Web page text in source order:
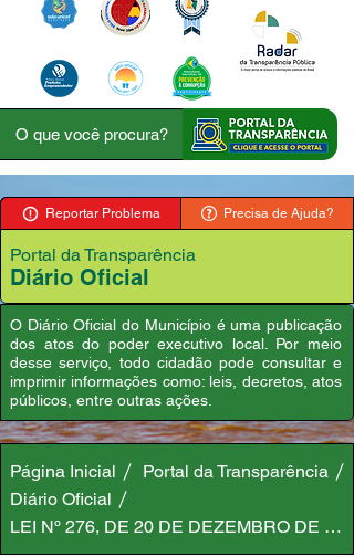
Reportar Problema Precisa de Ajuda?
Portal da Transparência
Diário Oficial
O Diário Oficial do Município é uma publicação
dos atos do poder executivo local. Por meio
desse serviço, todo cidadão pode consultar e
imprimir informações como: leis, decretos, atos
públicos, entre outras ações.
Página Inicial
Portal da Transparência
Diário Oficial
LEI Nº 276, DE 20 DE DEZEMBRO DE 2019